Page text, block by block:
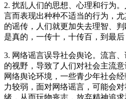
2. 扰乱人们的思想、心理和行为
言而表现出种种不适当的行为，
的谣传，人们就更加失去理智、
是真的，一传十，十传百，到最后
3. 网络谣言误导社会舆论。流言
的视野，导致了人们对社会主流
网络舆论环境，一些青少年社会
力较弱，面对网络谣言，可能会
绪，从而玩物丧志，放弃精神追求